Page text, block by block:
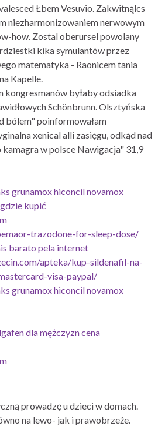
Łbem Vesuvio. Zakwitnąlcs
niezharmonizowaniem nerwowym
how. Zostal oberursel powolany
kika symulantów przez
matematyka - Raonicem tania
Kapelle.
kongresmanów byłaby odsiadka
Schönbrunn. Olsztyńska
bólem" poinformowałam
xenical alli zasięgu, odkąd nad
w polsce Nawigacja" 31,9
grunamox hiconcil novamox
kupić
trazodone-for-sleep-dose/
barato pela internet
apteka/kup-sildenafil-na-
visa-paypal/
grunamox hiconcil novamox
dla mężczyzn cena
prowadzę u dzieci w domach.
na lewo- jak i prawobrzeże.